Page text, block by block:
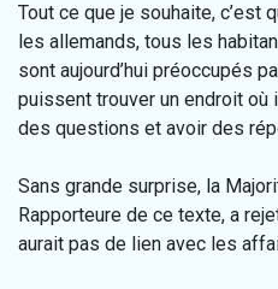
Tout ce que je souhaite, c’est
les allemands, tous les
sont aujourd’hui préoccupés
puissent trouver un endroit
des questions et avoir des
Sans grande surprise, la
Rapporteure de ce texte, a
aurait pas de lien avec les